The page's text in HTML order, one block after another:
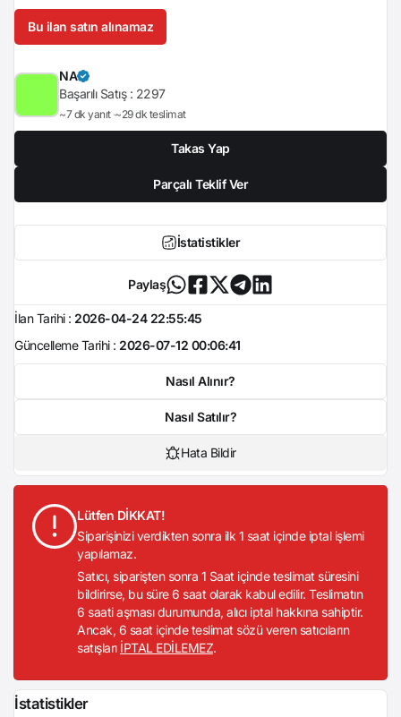
Bu ilan satın alınamaz
NA
Başarılı Satış : 2297
~7 dk yanıt ~29 dk teslimat
Takas Yap
Parçalı Teklif Ver
İstatistikler
Paylaş
İlan Tarihi : 2026-04-24 22:55:45
Güncelleme Tarihi : 2026-07-12 00:06:41
Nasıl Alınır?
Nasıl Satılır?
Hata Bildir
Lütfen DİKKAT!
Siparişinizi verdikten sonra ilk 1 saat içinde iptal işlemi
yapılamaz.
Satıcı, siparişten sonra 1 Saat içinde teslimat süresini
bildirirse, bu süre 6 saat olarak kabul edilir. Teslimatın
6 saati aşması durumunda, alıcı iptal hakkına sahiptir.
Ancak, 6 saat içinde teslimat sözü veren satıcıların
satışları İPTAL EDİLEMEZ.
İstatistikler